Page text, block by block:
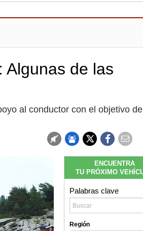
Algunas de las
al conductor con el objetivo de
ENCUENTRA
TU PRÓXIMO
Palabras clave
Región